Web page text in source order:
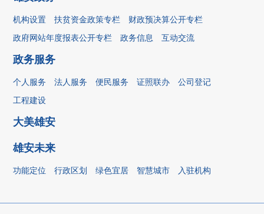
机构设置 扶贫资金政策专栏
财政预决算公开专栏
政府网站年度报表公开专栏
政务信息 互动交流
政务服务
个人服务 法人服务 便民服务 证照联办
公司登记
工程建设
大美雄安
雄安未来
功能定位 行政区划 绿色宜居 智慧城市 入驻机构